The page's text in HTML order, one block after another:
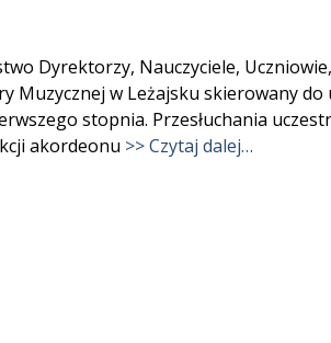
Dyrektorzy, Nauczyciele,
Muzycznej w Leżajsku skierowany
stopnia. Przesłuchania
akordeonu >> Czytaj dalej…